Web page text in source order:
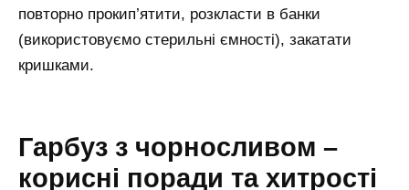
повторно прокип’ятити, розкласти в банки
(використовуємо стерильні ємності), закатати
кришками.
Гарбуз з чорносливом –
корисні поради та хитрості